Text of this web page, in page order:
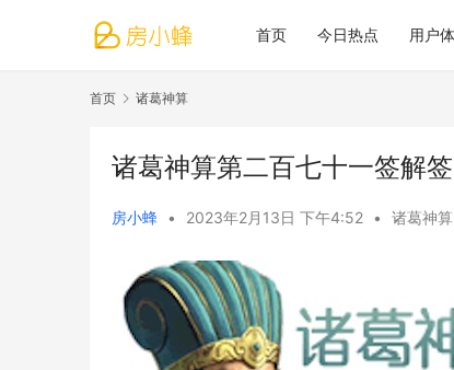
首页 今日热点 用户
首页 诸葛神算
诸葛神算第二百七十一签解签
房小蜂 • 2023年2月13日 下午4:52 • 诸葛神算